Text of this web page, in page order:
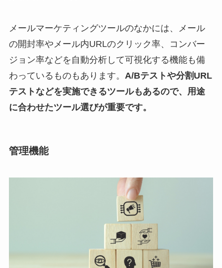
メールマーケティングツールのなかには、メール
の開封率やメール内URLのクリック率、コンバー
ジョン率などを自動分析して可視化する機能も備
わっているものもあります。 A/Bテストや分割URL
テストなどを実施できるツールもあるので、用途
に合わせたツール選びが重要です。
管理機能